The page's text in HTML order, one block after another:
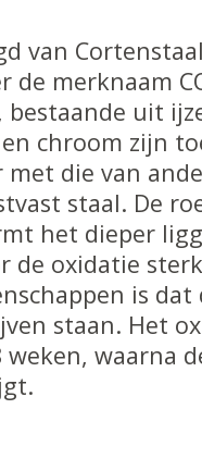
van
merknaam
uit
chroom zijn
die van
staal. De
het dieper
de oxidatie
is
staan. Het
waarna